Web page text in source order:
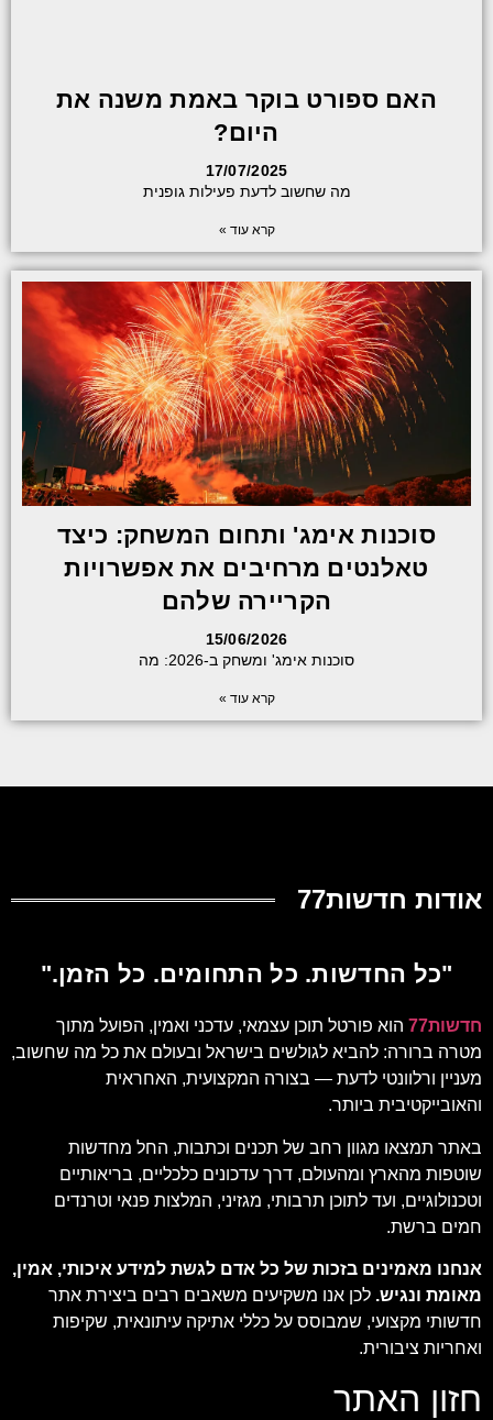
האם ספורט בוקר באמת משנה את
היום?
17/07/2025
מה שחשוב לדעת פעילות גופנית
קרא עוד »
סוכנות אימג' ותחום המשחק: כיצד
טאלנטים מרחיבים את אפשרויות
הקריירה שלהם
15/06/2026
סוכנות אימג' ומשחק ב-2026: מה
קרא עוד »
אודות חדשות77
"כל החדשות. כל התחומים. כל הזמן."
חדשות77
הוא פורטל תוכן עצמאי, עדכני ואמין, הפועל מתוך
מטרה ברורה: להביא לגולשים בישראל ובעולם את כל מה שחשוב,
מעניין ורלוונטי לדעת — בצורה המקצועית, האחראית
והאובייקטיבית ביותר.
באתר תמצאו מגוון רחב של תכנים וכתבות, החל מחדשות
שוטפות מהארץ ומהעולם, דרך עדכונים כלכליים, בריאותיים
וטכנולוגיים, ועד לתוכן תרבותי, מגזיני, המלצות פנאי וטרנדים
חמים ברשת.
אנחנו מאמינים בזכות של כל אדם לגשת למידע איכותי, אמין,
מאומת ונגיש. לכן אנו משקיעים משאבים רבים ביצירת אתר
חדשותי מקצועי, שמבוסס על כללי אתיקה עיתונאית, שקיפות
ואחריות ציבורית.
חזון האתר